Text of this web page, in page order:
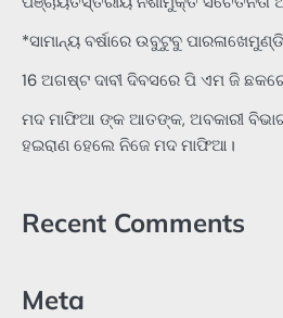
*ସାମାନ୍ୟ ବର୍ଷାରେ ଉବୁଟୁବୁ
16 ଅଗଷ୍ଟ ଦାବୀ ଦିବସରେ ପି ଏମ ଜି
ମଦ ମାଫିଆ ଙ୍କ ଆତଙ୍କ, ଅବକାରୀ
ହଇରାଣ ହେଲେ ନିଜେ ମଦ ମାଫିଆ।
Recent Comments
Meta